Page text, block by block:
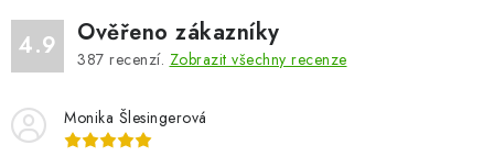
4.9 Ověřeno zákazníky
387 recenzí. Zobrazit všechny recenze
Monika Šlesingerová